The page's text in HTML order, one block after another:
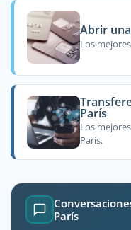
Abrir
Los
París
Los
París.
París